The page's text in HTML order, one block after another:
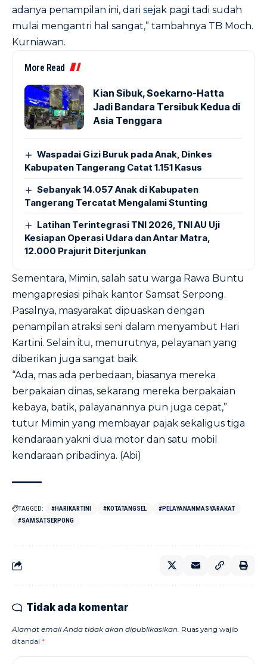
adanya penampilan ini, dari sejak pagi tadi sudah
mulai mengantri hal sangat,” tambahnya TB Moch.
Kurniawan.
More Read
Kian Sibuk, Soekarno-Hatta
Jadi Bandara Tersibuk Kedua di
Asia Tenggara
Waspadai Gizi Buruk pada Anak, Dinkes
Kabupaten Tangerang Catat 1.151 Kasus
Sebanyak 14.057 Anak di Kabupaten
Tangerang Tercatat Mengalami Stunting
Latihan Terintegrasi TNI 2026, TNI AU Uji
Kesiapan Operasi Udara dan Antar Matra,
12.000 Prajurit Diterjunkan
Sementara, Mimin, salah satu warga Rawa Buntu
mengapresiasi pihak kantor Samsat Serpong.
Pasalnya, masyarakat dipuaskan dengan
penampilan atraksi seni dalam menyambut Hari
Kartini. Selain itu, menurutnya, pelayanan yang
diberikan juga sangat baik.
“Ada, mas ada perbedaan, biasanya mereka
berpakaian dinas, sekarang mereka berpakaian
kebaya, batik, palayanannya pun juga cepat,”
tutur Mimin yang membayar pajak sekaligus tiga
kendaraan yakni dua motor dan satu mobil
kendaraan pribadinya. (Abi)
TAGGED: #HARIKARTINI #KOTATANGSEL
#PELAYANANMASYARAKAT
#SAMSATSERPONG
Tidak ada komentar
Alamat email Anda tidak akan dipublikasikan. Ruas yang wajib
ditandai *